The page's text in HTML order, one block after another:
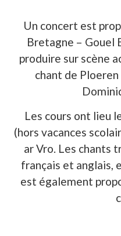
Un concert est
Bretagne – Gouel
produire sur scène
chant de
Les cours ont lieu
(hors vacances
ar Vro. Les chants
français et anglais,
est également